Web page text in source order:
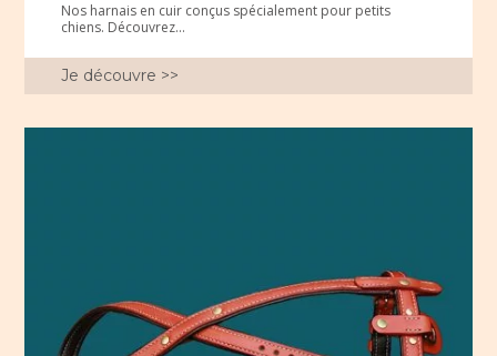
Nos harnais en cuir conçus spécialement pour petits
chiens. Découvrez...
Je découvre >>